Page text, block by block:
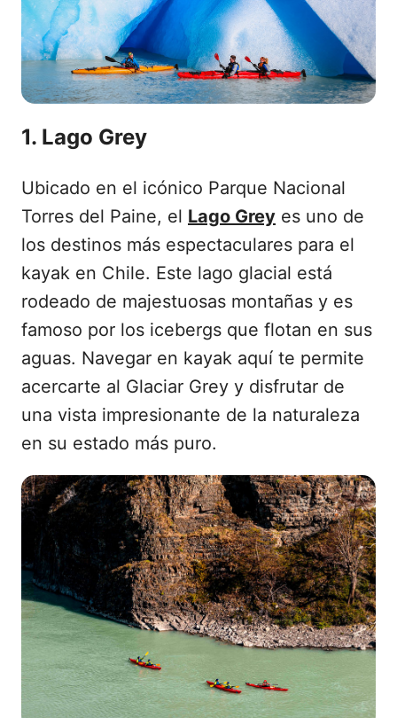
1. Lago Grey
Ubicado en el icónico Parque Nacional
Torres del Paine, el Lago Grey es uno de
los destinos más espectaculares para el
kayak en Chile. Este lago glacial está
rodeado de majestuosas montañas y es
famoso por los icebergs que flotan en sus
aguas. Navegar en kayak aquí te permite
acercarte al Glaciar Grey y disfrutar de
una vista impresionante de la naturaleza
en su estado más puro.